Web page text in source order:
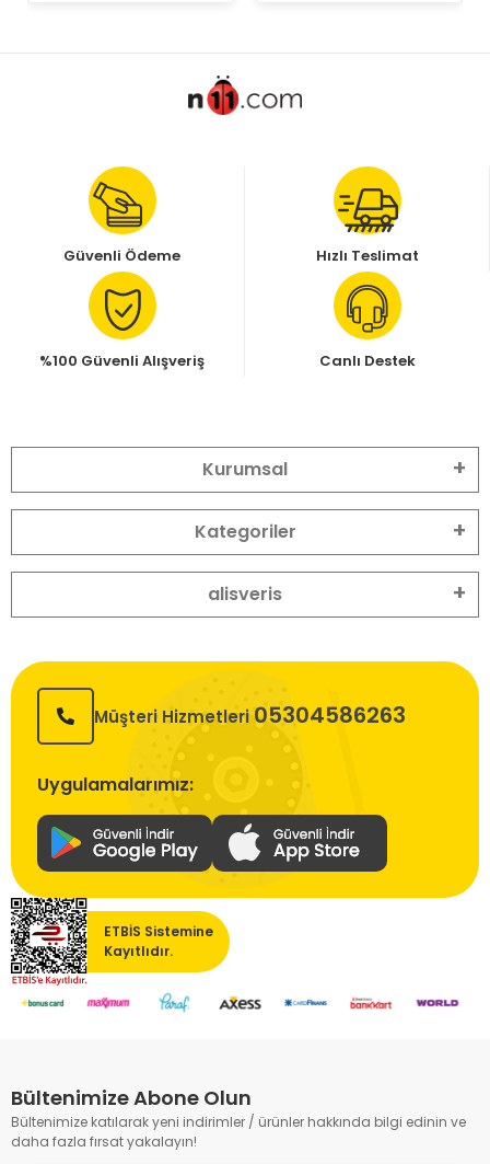
Güvenli Ödeme Hızlı Teslimat
%100 Güvenli Alışveriş Canlı Destek
Kurumsal
Kategoriler
alisveris
Müşteri Hizmetleri 05304586263
Uygulamalarımız:
ETBİS Sistemine
Kayıtlıdır.
Bültenimize Abone Olun
Bültenimize katılarak yeni indirimler / ürünler hakkında bilgi edinin ve
daha fazla fırsat yakalayın!